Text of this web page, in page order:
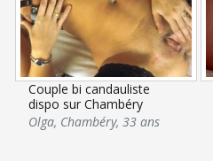
Couple bi candauliste
dispo sur Chambéry
Olga, Chambéry,33 ans